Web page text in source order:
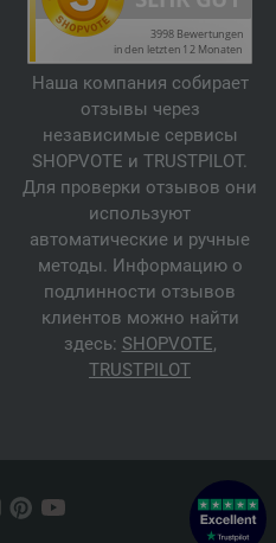
Наша компания собирает
отзывы через
независимые сервисы
SHOPVOTE и TRUSTPILOT.
Для проверки отзывов они
используют
автоматические и ручные
методы. Информацию о
подлинности отзывов
клиентов можно найти
здесь: SHOPVOTE,
TRUSTPILOT